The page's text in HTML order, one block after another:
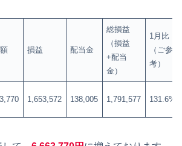
損益 配当金
総損益
（損益
+配当
金）
1月比
（ご参
考）
1,653,572 138,005 1,791,577 131.6%